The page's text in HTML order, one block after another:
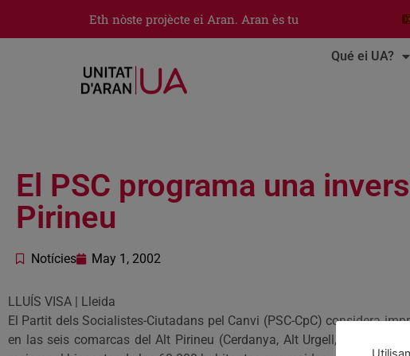
Eth nòste projècte ei Aran. Aran ès tu
Qué ei UA?
El PSC programa una
Pirineu
Notícies May 1, 2002
LLUÍS VISA | Lleida
El Partit dels Socialistes-Ciutadans pel Canvi (PSC-CpC) considera
en las seis comarcas del Alt Pirineu (Cerdanya, Alt Urgell, Alta